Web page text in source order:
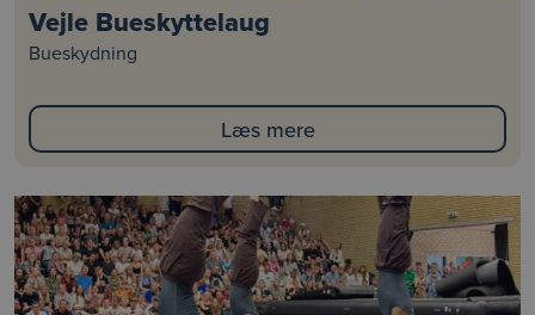
Vejle Bueskyttelaug
Bueskydning
Læs mere